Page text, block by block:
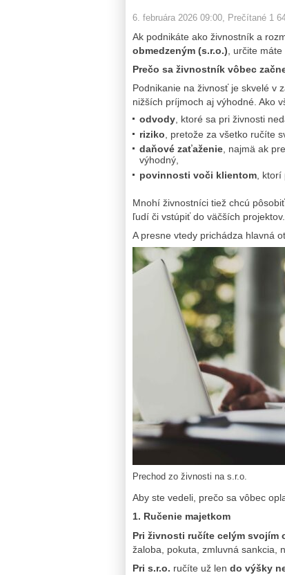
6. februára 2026 09:00 , Prečítané 1
Ak podnikáte ako živnostník a
obmedzeným (s.r.o.) , určite
Prečo sa živnostník vôbec
Podnikanie na živnosť je skvelé v
nižších príjmoch aj výhodné. Ako
odvody , ktoré sa pri živnosti
riziko , pretože za všetko ručíte
daňové zaťaženie, najmä ak
výhodný,
povinnosti voči klientom ,
Mnohí živnostníci tiež chcú
ľudí či vstúpiť do väčších projektov.
A presne vtedy prichádza hlavná
Prechod zo živnosti na s.r.o.
Aby ste vedeli, prečo sa vôbec
1. Ručenie majetkom
Pri živnosti ručíte celým svojím
žaloba, pokuta, zmluvná sankcia,
Pri s.r.o. ručíte už len do výšky